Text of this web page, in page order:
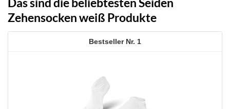
Zehensocken weiß Produkte
1